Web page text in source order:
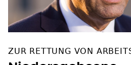
Niedersachsens